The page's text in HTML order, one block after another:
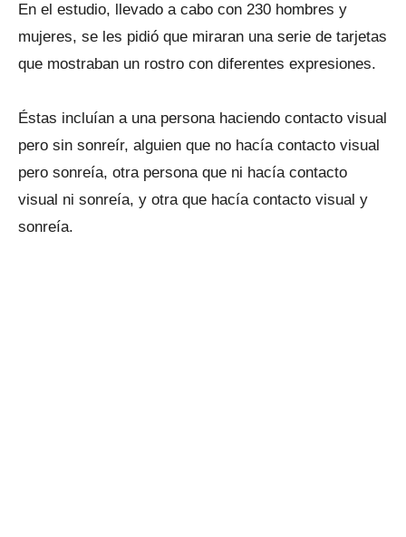
En el estudio, llevado a cabo con 230 hombres y
mujeres, se les pidió que miraran una serie de tarjetas
que mostraban un rostro con diferentes expresiones.
Éstas incluían a una persona haciendo contacto visual
pero sin sonreír, alguien que no hacía contacto visual
pero sonreía, otra persona que ni hacía contacto
visual ni sonreía, y otra que hacía contacto visual y
sonreía.